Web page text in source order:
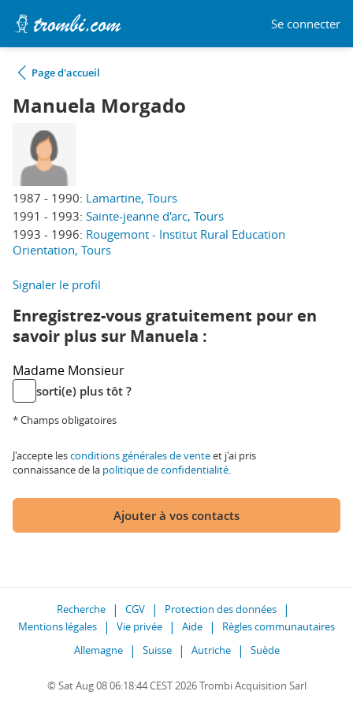
Se connecter
Page d'accueil
Manuela Morgado
1987 - 1990: Lamartine, Tours
1991 - 1993: Sainte-jeanne d'arc, Tours
1993 - 1996: Rougemont - Institut Rural Education
Orientation, Tours
Signaler le profil
Enregistrez-vous gratuitement pour en
savoir plus sur Manuela :
Madame Monsieur
sorti(e) plus tôt ?
* Champs obligatoires
J'accepte lesconditions générales de venteet j'ai pris
connaissance de la politique de confidentialité.
Ajouter à vos contacts
Recherche CGV
Protection des données
Mentions légales
Vie privée Aide
Règles communautaires
Allemagne
Suisse Autriche Suède
© Sat Aug 08 06:18:44 CEST 2026 Trombi Acquisition Sarl